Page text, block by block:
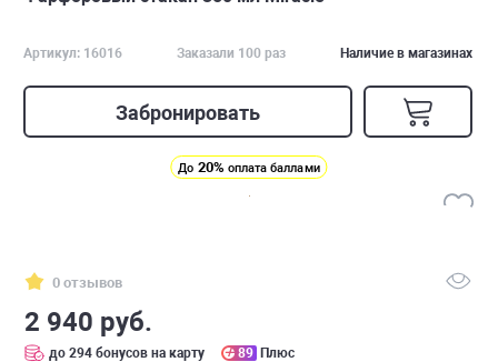
Артикул: 16016 Заказали 100 раз Наличие в магазинах
Забронировать
До 20% оплата баллами
0 отзывов
2 940 руб.
до 294 бонусов на карту 89 Плюс